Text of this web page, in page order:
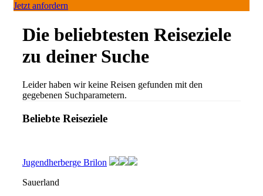
Jetzt anfordern
Die beliebtesten Reiseziele
zu deiner Suche
Leider haben wir keine Reisen gefunden mit den
gegebenen Suchparametern.
Beliebte Reiseziele
Jugendherberge Brilon
Sauerland